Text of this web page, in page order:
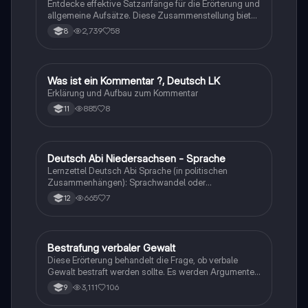
Entdecke effektive Satzanfänge für die Erörterung und
allgemeine Aufsätze. Diese Zusammenstellung bietet
dir wertvolle Formulierungen, um deine Argumente
klar und überzeugend zu präsentieren. Ideal für
8 2,739 58
Deutsch
Was ist ein Kommentar ?, Deutsch LK
Erklärung und Aufbau zum Kommentar
11 885 8
Deutsch
Deutsch Abi Niedersachsen - Sprache
Lernzettel Deutsch Abi Sprache (in politischen
Zusammenhängen): Sprachwandel oder
Sprachverfall, Standardisierungsideologie und
Differenztheorie, Kommunikationsmodelle, Merkmale
12 665 7
Deutsch
Bestrafung verbaler Gewalt
Diese Erörterung behandelt die Frage, ob verbale
Gewalt bestraft werden sollte. Es werden Argumente
für und gegen die Bestrafung diskutiert, einschließlich
der psychischen und physischen Auswirkungen auf
9 3,111 106